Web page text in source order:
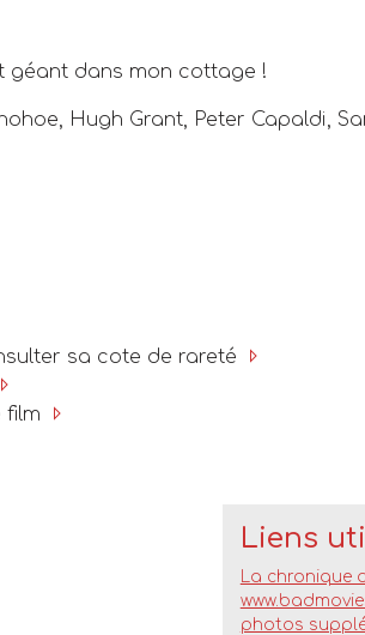
géant dans mon cottage !
Hugh Grant, Peter Capaldi,
sa cote de rareté
film
Liens
La chronique
photos